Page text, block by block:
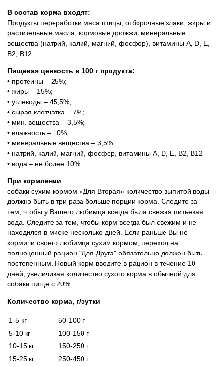
В состав корма входят:
Продукты переработки мяса птицы, отборочные злаки, жиры и
растительные масла, кормовые дрожжи, минеральные
вещества (натрий, калий, магний, фосфор), витамины А, D, Е,
В2, В12.
Пищевая ценность в 100 г продукта:
• протеины – 25%;
• жиры – 15%;
• углеводы – 45,5%;
• сырая клетчатка – 7%;
• мин. вещества – 3,5%;
• влажность – 10%;
• минеральные вещества – 3,5%
• натрий, калий, магний, фосфор, витамины А, D, E, B2, B12
• вода – не более 10%
При кормлении
собаки сухим кормом «Для Вторая» количество выпитой воды
должно быть в три раза больше порции корма. Следите за
тем, чтобы у Вашего любимца всегда была свежая питьевая
вода. Следите за тем, чтобы корм всегда был свежим и не
находился в миске несколько дней. Если раньше Вы не
кормили своего любимца сухим кормом, переход на
полноценный рацион "Для Друга" обязательно должен быть
постепенным. Новый корм вводите в рацион в течение 10
дней, увеличивая количество сухого корма в обычной для
собаки пище с 20%.
Количество корма, г/сутки
1-5 кг
50-100 г
5-10 кг
100-150 г
10-15 кг
150-250 г
15-25 кг
250-450 г